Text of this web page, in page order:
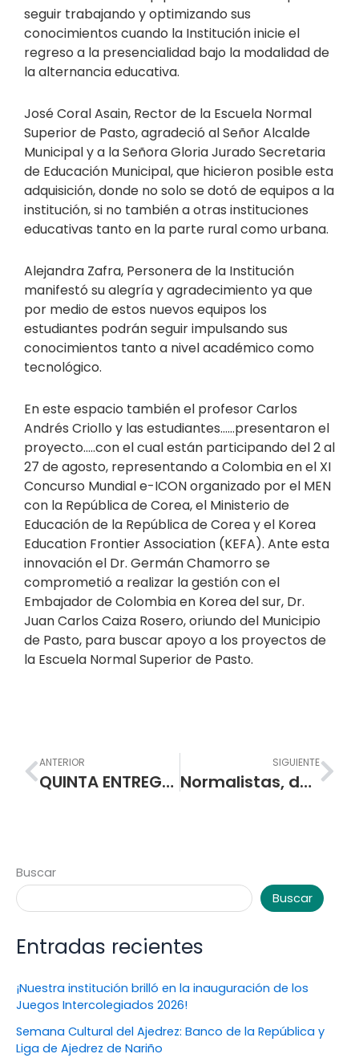
seguir trabajando y optimizando sus
conocimientos cuando la Institución inicie el
regreso a la presencialidad bajo la modalidad de
la alternancia educativa.
José Coral Asain, Rector de la Escuela Normal
Superior de Pasto, agradeció al Señor Alcalde
Municipal y a la Señora Gloria Jurado Secretaria
de Educación Municipal, que hicieron posible esta
adquisición, donde no solo se dotó de equipos a la
institución, si no también a otras instituciones
educativas tanto en la parte rural como urbana.
Alejandra Zafra, Personera de la Institución
manifestó su alegría y agradecimiento ya que
por medio de estos nuevos equipos los
estudiantes podrán seguir impulsando sus
conocimientos tanto a nivel académico como
tecnológico.
En este espacio también el profesor Carlos
Andrés Criollo y las estudiantes……presentaron el
proyecto…..con el cual están participando del 2 al
27 de agosto, representando a Colombia en el XI
Concurso Mundial e-ICON organizado por el MEN
con la República de Corea, el Ministerio de
Educación de la República de Corea y el Korea
Education Frontier Association (KEFA). Ante esta
innovación el Dr. Germán Chamorro se
comprometió a realizar la gestión con el
Embajador de Colombia en Korea del sur, Dr.
Juan Carlos Caiza Rosero, oriundo del Municipio
de Pasto, para buscar apoyo a los proyectos de
la Escuela Normal Superior de Pasto.
Prev
ANTERIOR
QUINTA ENTREGA DE PAQUETES ALIMENTARIOS A PADRES Y MADRES DE FAMILIA LOS DIAS 18, 19 Y 20 DE AGOSTO
SIGUIENTE
Normalistas, desde la mediación y la construcción de paz
Buscar
Buscar
Entradas recientes
¡Nuestra institución brilló en la inauguración de los
Juegos Intercolegiados 2026!
Semana Cultural del Ajedrez: Banco de la República y
Liga de Ajedrez de Nariño